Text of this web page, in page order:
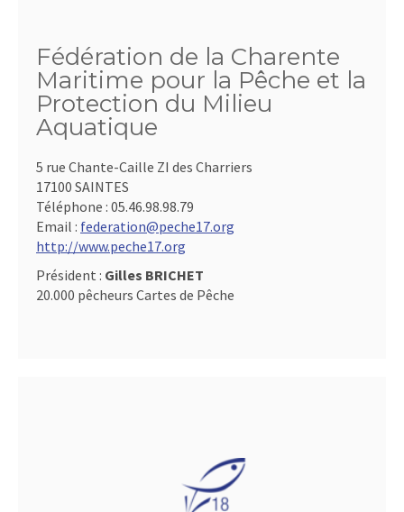
Fédération de la Charente
Maritime pour la Pêche et la
Protection du Milieu
Aquatique
5 rue Chante-Caille ZI des Charriers
17100 SAINTES
Téléphone : 05.46.98.98.79
Email : federation@peche17.org
http://www.peche17.org
Président : Gilles BRICHET
20.000 pêcheurs Cartes de Pêche